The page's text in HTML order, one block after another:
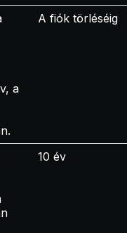
a
A fiók törléséig
10 év